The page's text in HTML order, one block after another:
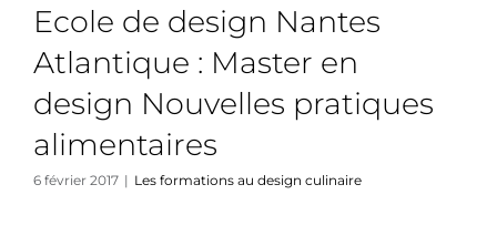
Ecole de design Nantes
Atlantique : Master en
design Nouvelles pratiques
alimentaires
6 février 2017 | Les formations au design culinaire